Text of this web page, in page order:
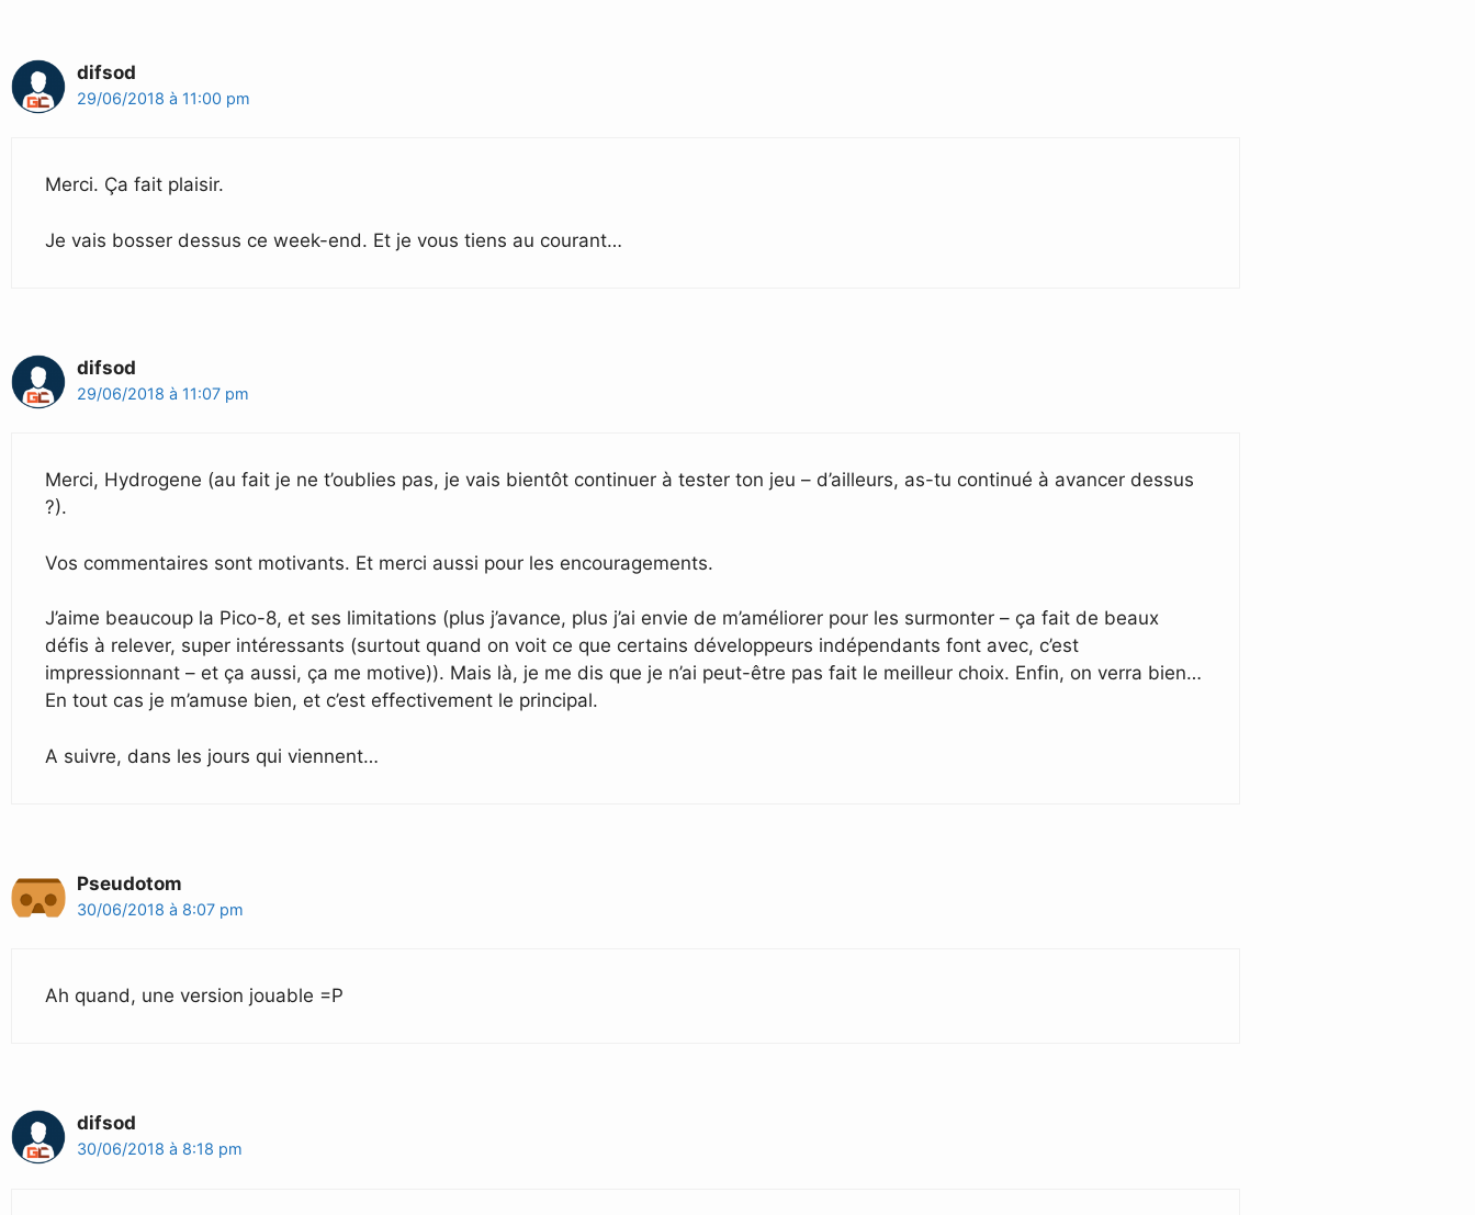
difsod
29/06/2018 à 11:00 pm
Merci. Ça fait plaisir.
Je vais bosser dessus ce week-end. Et je vous tiens au courant…
difsod
29/06/2018 à 11:07 pm
Merci, Hydrogene (au fait je ne t’oublies pas, je vais bientôt continuer à tester ton jeu – d’ailleurs, as-tu continué à avancer dessus
?).
Vos commentaires sont motivants. Et merci aussi pour les encouragements.
J’aime beaucoup la Pico-8, et ses limitations (plus j’avance, plus j’ai envie de m’améliorer pour les surmonter – ça fait de beaux
défis à relever, super intéressants (surtout quand on voit ce que certains développeurs indépendants font avec, c’est
impressionnant – et ça aussi, ça me motive)). Mais là, je me dis que je n’ai peut-être pas fait le meilleur choix. Enfin, on verra bien…
En tout cas je m’amuse bien, et c’est effectivement le principal.
A suivre, dans les jours qui viennent…
Pseudotom
30/06/2018 à 8:07 pm
Ah quand, une version jouable =P
difsod
30/06/2018 à 8:18 pm